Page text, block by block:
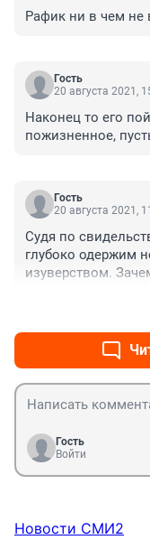
Рафик ни в чем не
Гость
20 августа 2021,
Наконец то его
пожизненное,
Гость
20 августа 2021,
Судя по
глубоко одержим
изуверством.
Гость
Войти
Новости СМИ2